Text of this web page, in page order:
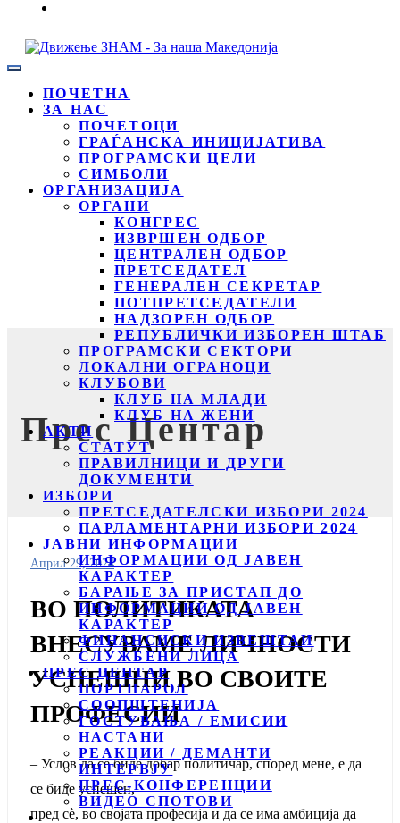
ПОЧЕТНА
ЗА НАС
ПОЧЕТОЦИ
ГРАЃАНСКА ИНИЦИЈАТИВА
ПРОГРАМСКИ ЦЕЛИ
СИМБОЛИ
ОРГАНИЗАЦИЈА
ОРГАНИ
КОНГРЕС
ИЗВРШЕН ОДБОР
ЦЕНТРАЛЕН ОДБОР
ПРЕТСЕДАТЕЛ
ГЕНЕРАЛЕН СЕКРЕТАР
ПОТПРЕТСЕДАТЕЛИ
НАДЗОРЕН ОДБОР
РЕПУБЛИЧКИ ИЗБОРЕН ШТАБ
ПРОГРАМСКИ СЕКТОРИ
ЛОКАЛНИ ОГРАНОЦИ
КЛУБОВИ
КЛУБ НА МЛАДИ
КЛУБ НА ЖЕНИ
АКТИ
СТАТУТ
ПРАВИЛНИЦИ И ДРУГИ
ДОКУМЕНТИ
ИЗБОРИ
ПРЕТСЕДАТЕЛСКИ ИЗБОРИ 2024
ПАРЛАМЕНТАРНИ ИЗБОРИ 2024
ЈАВНИ ИНФОРМАЦИИ
ИНФОРМАЦИИ ОД ЈАВЕН
КАРАКТЕР
БАРАЊЕ ЗА ПРИСТАП ДО
ИНФОРМАЦИИ ОД ЈАВЕН
КАРАКТЕР
ФИНАНСИСКИ ИЗВЕШТАИ
СЛУЖБЕНИ ЛИЦА
ПРЕС ЦЕНТАР
ПОРТПАРОЛ
СООПШТЕНИЈА
ГОСТУВАЊА / ЕМИСИИ
НАСТАНИ
РЕАКЦИИ / ДЕМАНТИ
ИНТЕРВЈУ
ПРЕС-КОНФЕРЕНЦИИ
ВИДЕО СПОТОВИ
Прес Центар
Април 29, 2024
ВО ПОЛИТИКАТА
ВНЕСУВАМЕ ЛИЧНОСТИ
УСПЕШНИ ВО СВОИТЕ
ПРОФЕСИИ
– Услов да се биде добар политичар, според мене, е да
се биде успешен,
пред сѐ, во својата професија и да се има амбиција да